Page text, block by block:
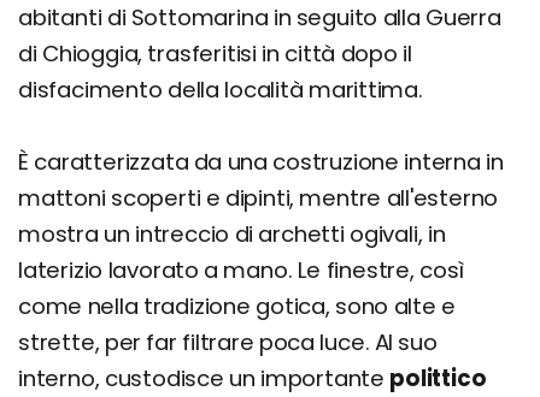
abitanti di Sottomarina in seguito alla Guerra
di Chioggia, trasferitisi in città dopo il
disfacimento della località marittima.
È caratterizzata da una costruzione interna in
mattoni scoperti e dipinti, mentre all'esterno
mostra un intreccio di archetti ogivali, in
laterizio lavorato a mano. Le finestre, così
come nella tradizione gotica, sono alte e
strette, per far filtrare poca luce. Al suo
interno, custodisce un importante polittico